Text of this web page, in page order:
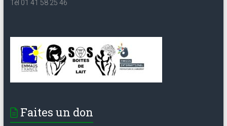
Tél 01 41 58 25 46
Faites un don